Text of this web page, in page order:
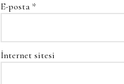
E-posta *
İnternet sitesi